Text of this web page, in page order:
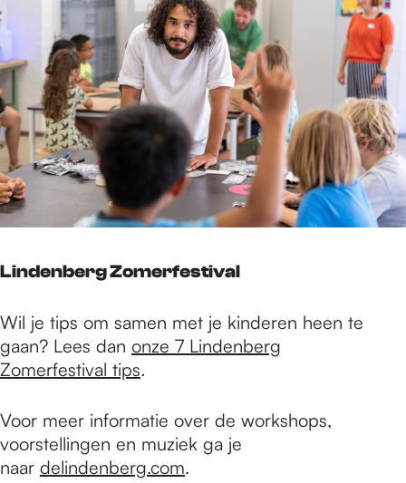
Lindenberg Zomerfestival
Wil je tips om samen met je kinderen heen te
gaan? Lees dan onze 7 Lindenberg
Zomerfestival tips.
Voor meer informatie over de workshops,
voorstellingen en muziek ga je
naar delindenberg.com.